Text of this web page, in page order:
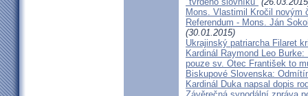
Mons. Vlastimil Kročil novým
Referendum - Mons. Ján
(30.01.2015)
Ukrajinský patriarcha Filaret
Kardinál Raymond Leo
pouze sv. Otec František to
Biskupové Slovenska:
Kardinál Duka napsal dopis